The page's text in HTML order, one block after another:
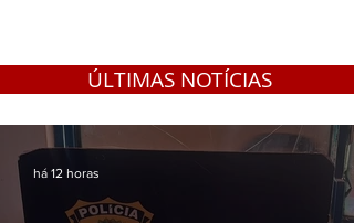
ÚLTIMAS NOTÍCIAS
há 12 horas